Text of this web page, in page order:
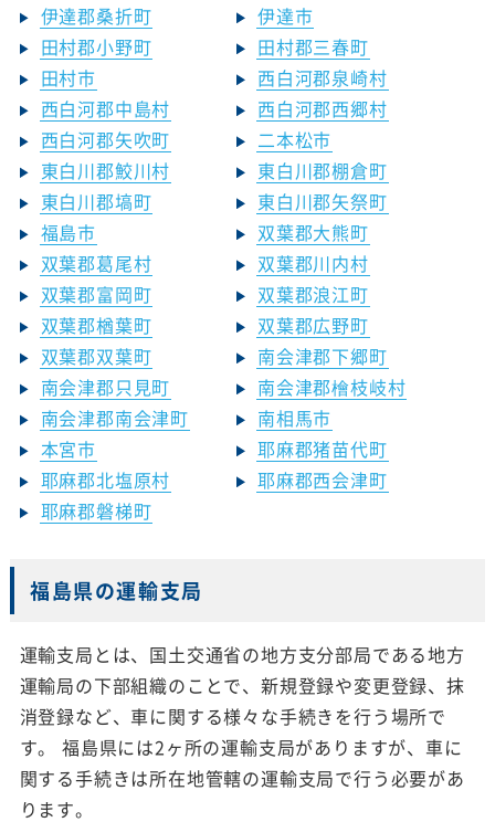
伊達郡桑折町
伊達市
田村郡小野町
田村郡三春町
田村市
西白河郡泉崎村
西白河郡中島村
西白河郡西郷村
西白河郡矢吹町
二本松市
東白川郡鮫川村
東白川郡棚倉町
東白川郡塙町
東白川郡矢祭町
福島市
双葉郡大熊町
双葉郡葛尾村
双葉郡川内村
双葉郡富岡町
双葉郡浪江町
双葉郡楢葉町
双葉郡広野町
双葉郡双葉町
南会津郡下郷町
南会津郡只見町
南会津郡檜枝岐村
南会津郡南会津町
南相馬市
本宮市
耶麻郡猪苗代町
耶麻郡北塩原村
耶麻郡西会津町
耶麻郡磐梯町
福島県の運輸支局
運輸支局とは、国土交通省の地方支分部局である地方
運輸局の下部組織のことで、新規登録や変更登録、抹
消登録など、車に関する様々な手続きを行う場所で
す。 福島県には2ヶ所の運輸支局がありますが、車に
関する手続きは所在地管轄の運輸支局で行う必要があ
ります。